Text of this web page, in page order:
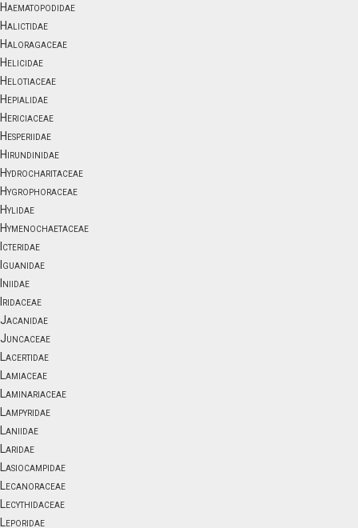
Haematopodidae
Halictidae
Haloragaceae
Helicidae
Helotiaceae
Hepialidae
Hericiaceae
Hesperiidae
Hirundinidae
Hydrocharitaceae
Hygrophoraceae
Hylidae
Hymenochaetaceae
Icteridae
Iguanidae
Iniidae
Iridaceae
Jacanidae
Juncaceae
Lacertidae
Lamiaceae
Laminariaceae
Lampyridae
Laniidae
Laridae
Lasiocampidae
Lecanoraceae
Lecythidaceae
Leporidae